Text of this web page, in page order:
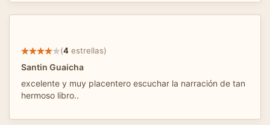
(4 estrellas)
Santin Guaicha
excelente y muy placentero escuchar la narración de tan
hermoso libro..